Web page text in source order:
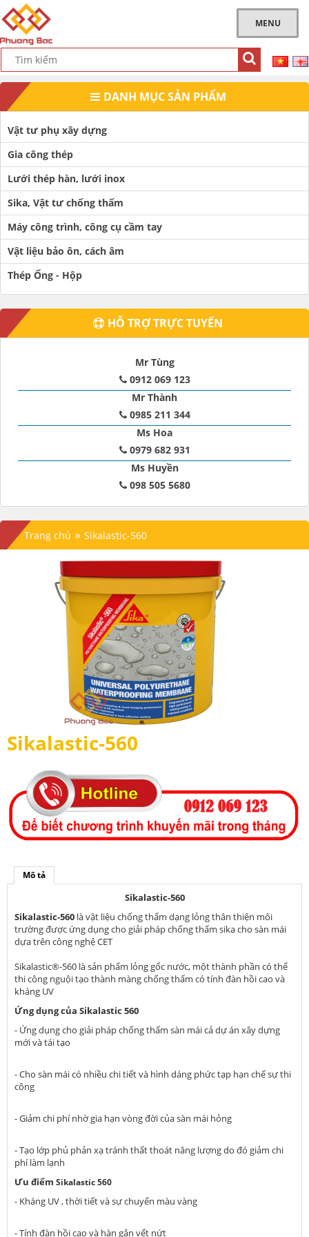
MENU
DANH MỤC SẢN PHẨM
Vật tư phụ xây dựng
Gia công thép
Lưới thép hàn, lưới inox
Sika, Vật tư chống thấm
Máy công trình, công cụ cầm tay
Vật liệu bảo ôn, cách âm
Thép Ống - Hộp
HỖ TRỢ TRỰC TUYẾN
Mr Tùng
0912 069 123
Mr Thành
0985 211 344
Ms Hoa
0979 682 931
Ms Huyền
098 505 5680
Trang chủ » Sikalastic-560
Sikalastic-560
Mô tả
Sikalastic-560
Sikalastic-560 là vật liệu chống thấm dạng lỏng thân thiện môi
trường được ứng dụng cho giải pháp chống thấm sika cho sàn mái
dựa trên công nghệ CET
Sikalastic®-560 là sản phẩm lỏng gốc nước, một thành phần có thể
thi công nguội tạo thành màng chống thấm có tính đàn hồi cao và
kháng UV
Ứng dụng của Sikalastic 560
- Ứng dụng cho giải pháp chống thấm sàn mái cả dự án xây dựng
mới và tái tạo
- Cho sàn mái có nhiều chi tiết và hình dáng phức tạp hạn chế sự thi
công
- Giảm chi phí nhờ gia hạn vòng đời của sàn mái hỏng
- Tạo lớp phủ phản xạ tránh thất thoát năng lượng do đó giảm chi
phí làm lạnh
Ưu điểm Sikalastic 560
- Kháng UV , thời tiết và sự chuyển màu vàng
- Tính đàn hồi cao và hàn gắn vết nứt